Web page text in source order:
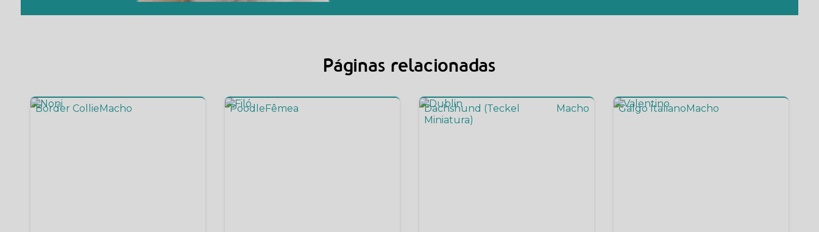
Páginas relacionadas
Border CollieMacho PoodleFêmea
Dachshund (Teckel
Miniatura)
Macho Galgo ItalianoMacho